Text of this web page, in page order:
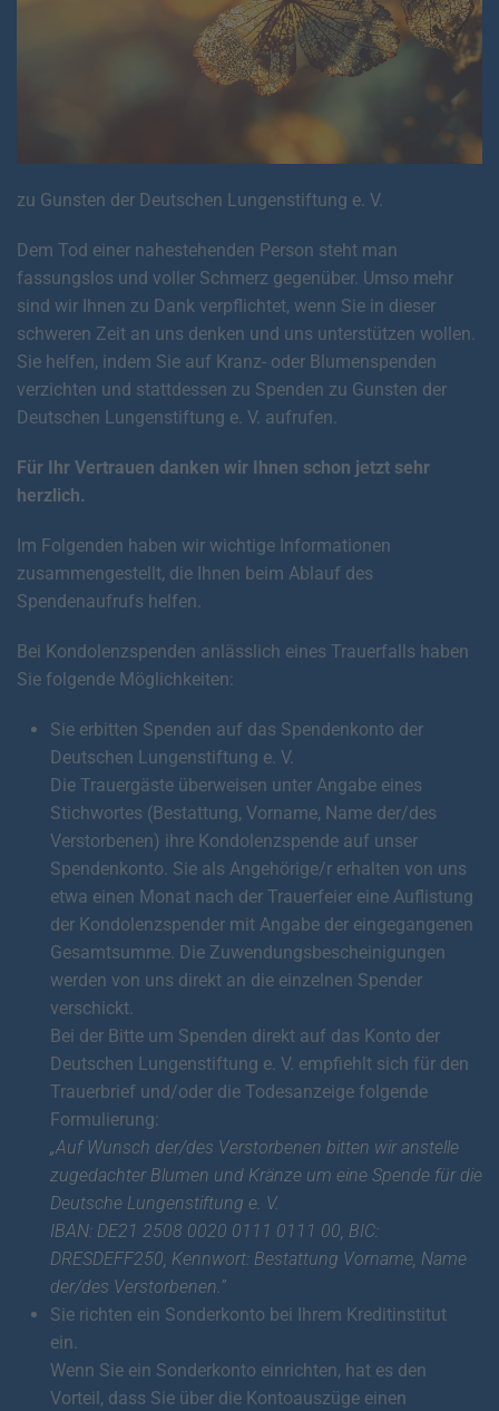
zu Gunsten der Deutschen Lungenstiftung e. V.
Dem Tod einer nahestehenden Person steht man
fassungslos und voller Schmerz gegenüber. Umso mehr
sind wir Ihnen zu Dank verpflichtet, wenn Sie in dieser
schweren Zeit an uns denken und uns unterstützen wollen.
Sie helfen, indem Sie auf Kranz- oder Blumenspenden
verzichten und stattdessen zu Spenden zu Gunsten der
Deutschen Lungenstiftung e. V. aufrufen.
Für Ihr Vertrauen danken wir Ihnen schon jetzt sehr
herzlich.
Im Folgenden haben wir wichtige Informationen
zusammengestellt, die Ihnen beim Ablauf des
Spendenaufrufs helfen.
Bei Kondolenzspenden anlässlich eines Trauerfalls haben
Sie folgende Möglichkeiten:
Sie erbitten Spenden auf das Spendenkonto der
Deutschen Lungenstiftung e. V.
Die Trauergäste überweisen unter Angabe eines
Stichwortes (Bestattung, Vorname, Name der/des
Verstorbenen) ihre Kondolenzspende auf unser
Spendenkonto. Sie als Angehörige/r erhalten von uns
etwa einen Monat nach der Trauerfeier eine Auflistung
der Kondolenzspender mit Angabe der eingegangenen
Gesamtsumme. Die Zuwendungsbescheinigungen
werden von uns direkt an die einzelnen Spender
verschickt.
Bei der Bitte um Spenden direkt auf das Konto der
Deutschen Lungenstiftung e. V. empfiehlt sich für den
Trauerbrief und/oder die Todesanzeige folgende
Formulierung:
„Auf Wunsch der/des Verstorbenen bitten wir anstelle
zugedachter Blumen und Kränze um eine Spende für die
Deutsche Lungenstiftung e. V.
IBAN: DE21 2508 0020 0111 0111 00, BIC:
DRESDEFF250, Kennwort: Bestattung Vorname, Name
der/des Verstorbenen.”
Sie richten ein Sonderkonto bei Ihrem Kreditinstitut
ein.
Wenn Sie ein Sonderkonto einrichten, hat es den
Vorteil, dass Sie über die Kontoauszüge einen